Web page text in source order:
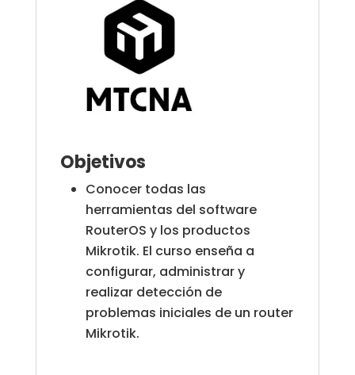
Objetivos
Conocer todas las
herramientas del software
RouterOS y los productos
Mikrotik. El curso enseña a
configurar, administrar y
realizar detección de
problemas iniciales de un router
Mikrotik.